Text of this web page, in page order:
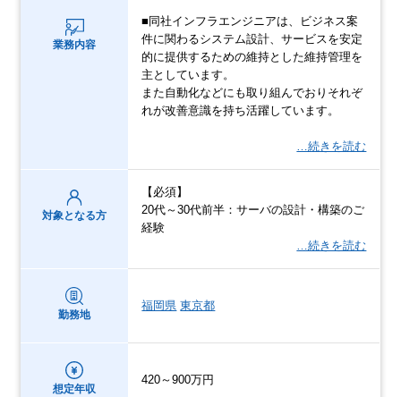
業務内容
■同社インフラエンジニアは、ビジネス案
件に関わるシステム設計、サービスを安定
的に提供するための維持とした維持管理を
主としています。
また自動化などにも取り組んでおりそれぞ
れが改善意識を持ち活躍しています。
…続きを読む
対象となる方
【必須】
20代～30代前半：サーバの設計・構築のご
経験
…続きを読む
勤務地
福岡県 東京都
想定年収
420～900万円